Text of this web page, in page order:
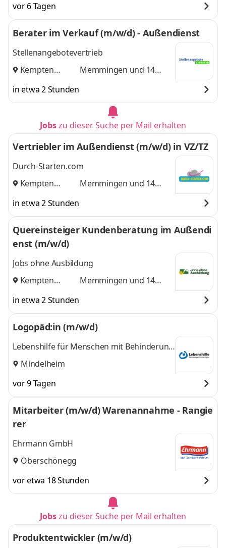
vor 6 Tagen
Berater im Verkauf (m/w/d) - Außendienst
Stellenangebotevertrieb
Kempten
Memmingen und 14
in etwa 2 Stunden
Jobszu dieser Suche per Mail erhalten
Vertriebler im Außendienst (m/w/d) in VZ/TZ
Durch-Starten.com
Kempten
Memmingen und 14
in etwa 2 Stunden
Quereinsteiger Kundenberatung im Außendi
enst (m/w/d)
Jobs ohne Ausbildung
Kempten
Memmingen und 14
in etwa 2 Stunden
Logopäd:in (m/w/d)
Lebenshilfe für Menschen mit Behinderung
Kreisvereinigung Memmingen/Unterallgäu
Mindelheim
vor 9 Tagen
Mitarbeiter (m/w/d) Warenannahme - Rangie
rer
Ehrmann GmbH
Oberschönegg
vor etwa 18 Stunden
Jobszu dieser Suche per Mail erhalten
Produktentwickler (m/w/d)